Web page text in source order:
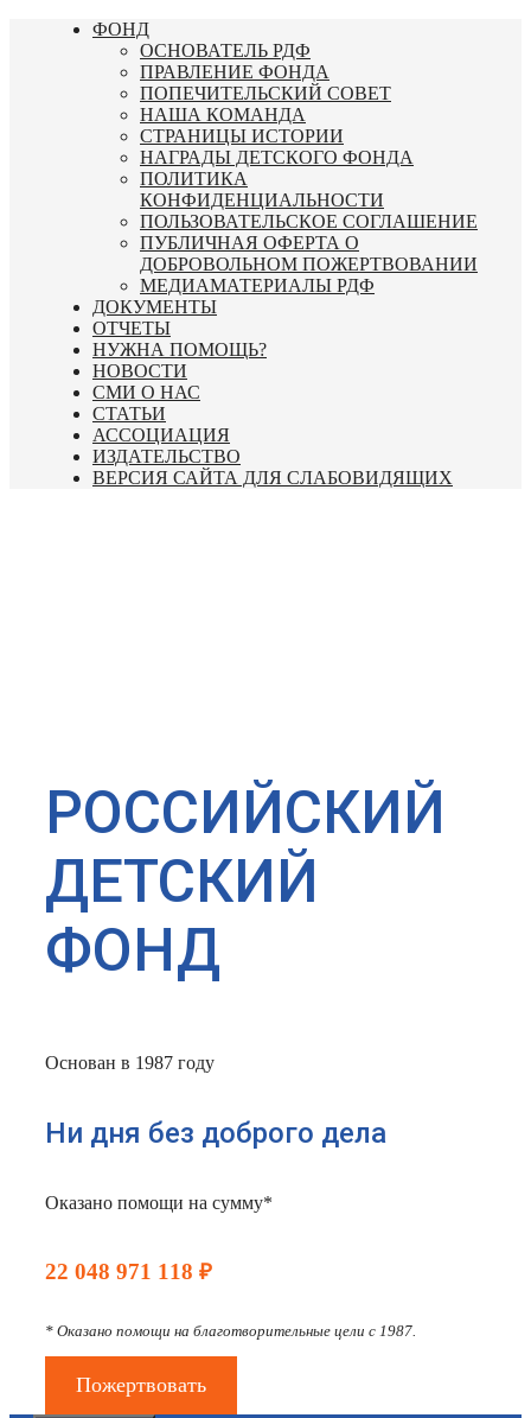
Перейти
ФОНД
ОСНОВАТЕЛЬ РДФ
ПРАВЛЕНИЕ ФОНДА
ПОПЕЧИТЕЛЬСКИЙ СОВЕТ
НАША КОМАНДА
СТРАНИЦЫ ИСТОРИИ
НАГРАДЫ ДЕТСКОГО ФОНДА
ПОЛИТИКА
КОНФИДЕНЦИАЛЬНОСТИ
ПОЛЬЗОВАТЕЛЬСКОЕ СОГЛАШЕНИЕ
ПУБЛИЧНАЯ ОФЕРТА О
ДОБРОВОЛЬНОМ ПОЖЕРТВОВАНИИ
МЕДИАМАТЕРИАЛЫ РДФ
ДОКУМЕНТЫ
ОТЧЕТЫ
НУЖНА ПОМОЩЬ?
НОВОСТИ
СМИ О НАС
СТАТЬИ
АССОЦИАЦИЯ
ИЗДАТЕЛЬСТВО
ВЕРСИЯ САЙТА ДЛЯ СЛАБОВИДЯЩИХ
РОССИЙСКИЙ
ДЕТСКИЙ
ФОНД
Основан в 1987 году
Ни дня без доброго дела
Оказано помощи на сумму*
22 048 971 118 ₽
* Оказано помощи на благотворительные цели с 1987.
Пожертвовать